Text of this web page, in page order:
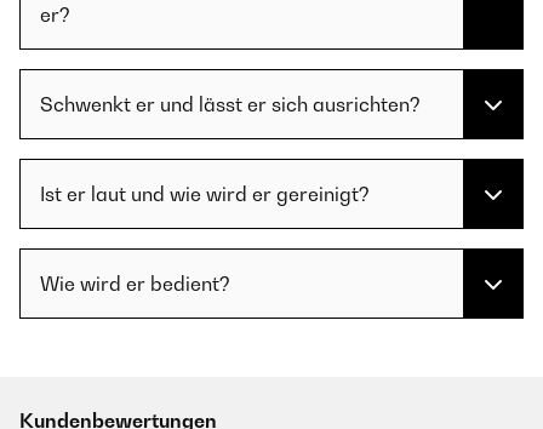
er?
Schwenkt er und lässt er sich ausrichten?
Ist er laut und wie wird er gereinigt?
Wie wird er bedient?
Kundenbewertungen